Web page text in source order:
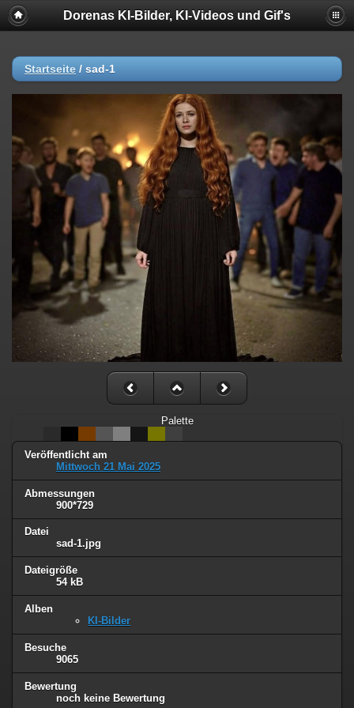
Dorenas KI-Bilder, KI-Videos und Gif's
Startseite / sad-1
Palette
Veröffentlicht am
Mittwoch 21 Mai 2025
Abmessungen
900*729
Datei
sad-1.jpg
Dateigröße
54 kB
Alben
KI-Bilder
Besuche
9065
Bewertung
noch keine Bewertung